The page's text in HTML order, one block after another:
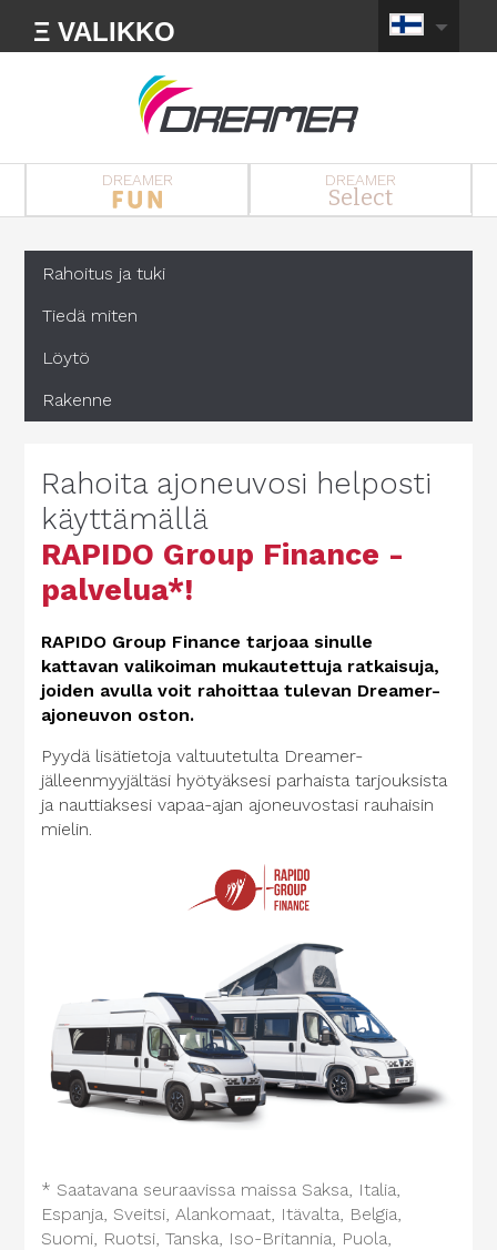
Ξ VALIKKO
DREAMER DREAMER
Select
Rahoitus ja tuki
Tiedä miten
Löytö
Rakenne
Rahoita ajoneuvosi helposti
käyttämällä
RAPIDO Group Finance -
palvelua*!
RAPIDO Group Finance tarjoaa sinulle
kattavan valikoiman mukautettuja ratkaisuja,
joiden avulla voit rahoittaa tulevan Dreamer-
ajoneuvon oston.
Pyydä lisätietoja valtuutetulta Dreamer-
jälleenmyyjältäsi hyötyäksesi parhaista tarjouksista
ja nauttiaksesi vapaa-ajan ajoneuvostasi rauhaisin
mielin.
* Saatavana seuraavissa maissa Saksa, Italia,
Espanja, Sveitsi, Alankomaat, Itävalta, Belgia,
Suomi, Ruotsi, Tanska, Iso-Britannia, Puola,